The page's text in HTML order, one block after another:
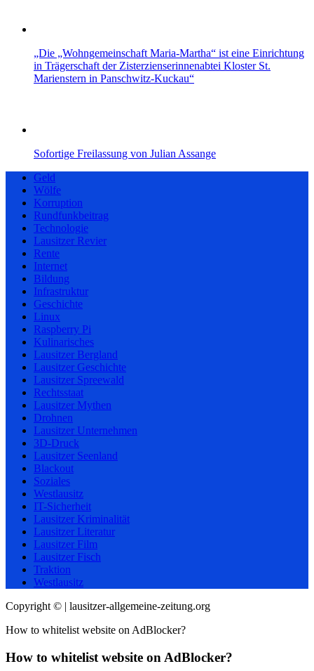
„Die „Wohngemeinschaft Maria-Martha“ ist eine Einrichtung
in Trägerschaft der Zisterzienserinnenabtei Kloster St.
Marienstern in Panschwitz-Kuckau“
Sofortige Freilassung von Julian Assange
Geld
Wölfe
Korruption
Rundfunkbeitrag
Technologie
Lausitzer Revier
Rente
Internet
Bildung
Infrastruktur
Geschichte
Linux
Raspberry Pi
Kulinarisches
Lausitzer Bergland
Lausitzer Geschichte
Lausitzer Spreewald
Rechtsstaat
Lausitzer Mythen
Drohnen
Lausitzer Unternehmen
3D-Druck
Lausitzer Seenland
Blackout
Soziales
Westlausitz
IT-Sicherheit
Lausitzer Kriminalität
Lausitzer Literatur
Lausitzer Film
Lausitzer Fisch
Traktion
Westlausitz
Copyright © | lausitzer-allgemeine-zeitung.org
How to whitelist website on AdBlocker?
How to whitelist website on AdBlocker?